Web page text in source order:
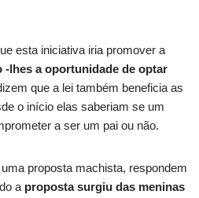
esta iniciativa iria promover a
-lhes a oportunidade de optar
que a lei também beneficia as
o início elas saberiam se um
a ser um pai ou não.
proposta machista, respondem
a proposta surgiu das meninas